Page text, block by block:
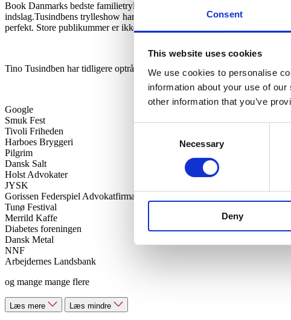
Consent
This website uses cookies
We use cookies to personalise
information about your use of
other information that you’ve
Necessary
Deny
Book Danmarks bedste familietrylleshow. Skal børn og barnlige sjæle
indslag.Tusindbens trylleshow har eksisteret i 30 år. Du kan være sikker
perfekt. Store publikummer er ikke noget problem.
Tino Tusindben har tidligere optrådt for:
Google
Smuk Fest
Tivoli Friheden
Harboes Bryggeri
Pilgrim
Dansk Salt
Holst Advokater
JYSK
Gorissen Federspiel Advokatfirma
Tunø Festival
Merrild Kaffe
Diabetes foreningen
Dansk Metal
NNF
Arbejdernes Landsbank
og mange mange flere
Læs mere Læs mindre